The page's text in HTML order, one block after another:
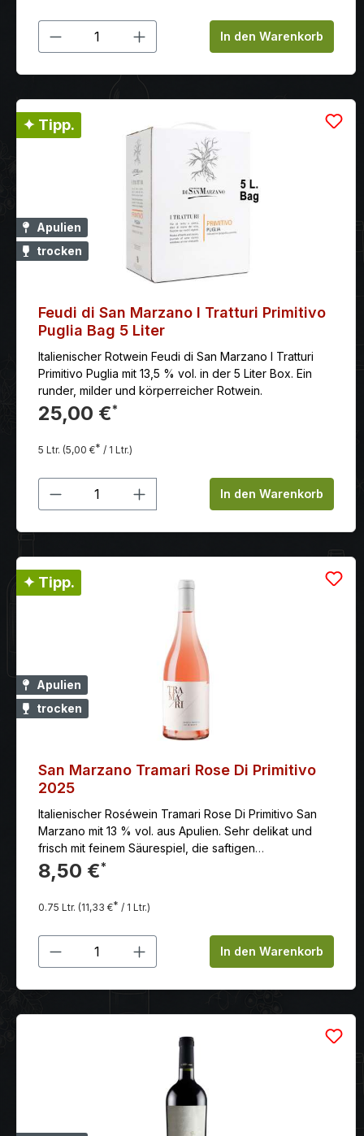
Produkt Anzahl: Gib denIn den Warenkorb
✦ Tipp.
Apulien
trocken
Feudi di San Marzano I Tratturi Primitivo
Puglia Bag 5 Liter
Italienischer Rotwein Feudi di San Marzano I Tratturi
Primitivo Puglia mit 13,5 % vol. in der 5 Liter Box. Ein
runder, milder und körperreicher Rotwein.
25,00 €*
5 Ltr. (5,00 €* / 1 Ltr.)
Produkt Anzahl: Gib denIn den Warenkorb
✦ Tipp.
Apulien
trocken
San Marzano Tramari Rose Di Primitivo
2025
Italienischer Roséwein Tramari Rose Di Primitivo San
Marzano mit 13 % vol. aus Apulien. Sehr delikat und
frisch mit feinem Säurespiel, die saftigen
Beerenaromen des Primitivo erfreuen den Gaumen mit
einem zart kräutrigen und würzigen Note, duftig,
verführerisch mit einem Hauch Fruchtsüße im Abgang.
8,50 €*
0.75 Ltr. (11,33 €* / 1 Ltr.)
Produkt Anzahl: Gib denIn den Warenkorb